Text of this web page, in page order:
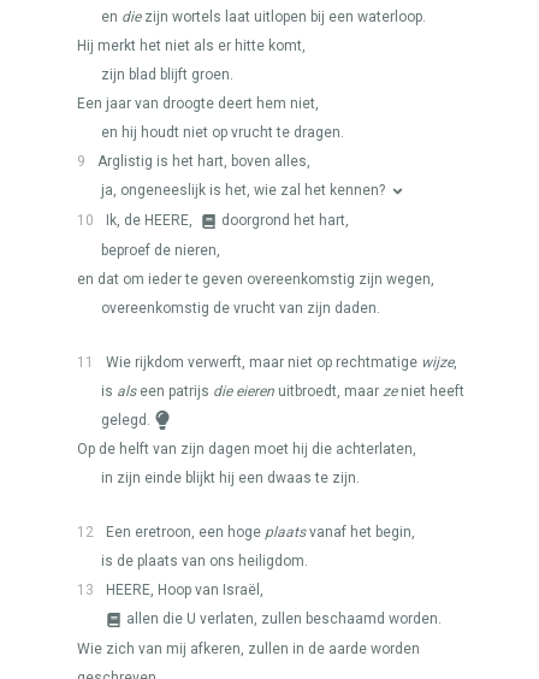
en diezijn wortels laat uitlopen bij een waterloop.
Hij merkt het niet als er hitte komt,
zijn blad blijft groen.
Een jaar van droogte deert hem niet,
en hij houdt niet op vrucht te dragen.
9
Arglistig is het hart, boven alles,
ja, ongeneeslijk is het, wie zal het kennen?
10
Ik, de HEERE,
doorgrond het hart,
beproef de nieren,
en dat om ieder te geven overeenkomstig zijn wegen,
overeenkomstig de vrucht van zijn daden.
11 Wie rijkdom verwerft, maar niet op rechtmatige wijze,
is alseen patrijs die eieren uitbroedt, maar zeniet heeft
gelegd.
Op de helft van zijn dagen moet hij die achterlaten,
in zijn einde blijkt hij een dwaas te zijn.
12 Een eretroon, een hoge plaatsvanaf het begin,
is de plaats van ons heiligdom.
13
HEERE, Hoop van Israël,
allen die U verlaten, zullen beschaamd worden.
Wie zich van mij afkeren, zullen in de aarde worden